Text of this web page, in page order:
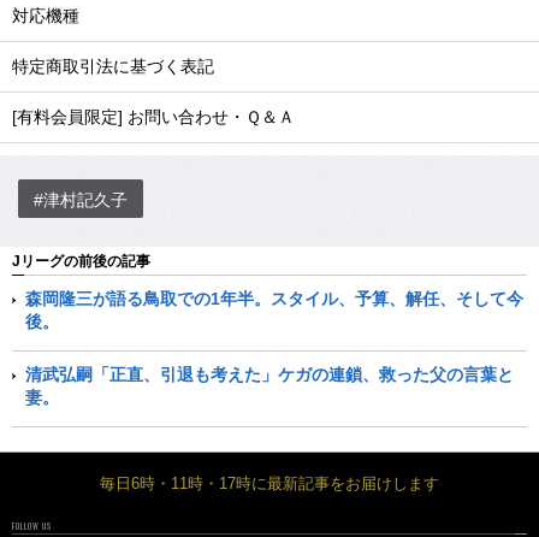
対応機種
特定商取引法に基づく表記
[有料会員限定] お問い合わせ・Ｑ＆Ａ
#津村記久子
Jリーグの前後の記事
森岡隆三が語る鳥取での1年半。スタイル、予算、解任、そして今
後。
清武弘嗣「正直、引退も考えた」ケガの連鎖、救った父の言葉と
妻。
毎日6時・11時・17時に最新記事をお届けします
FOLLOW US